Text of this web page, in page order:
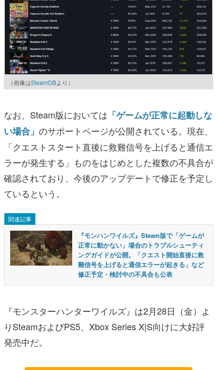
（画像はSteamDBより）
なお、Steam版においては 「ゲームが正常に起動しな
い場合」 のサポートページが公開されている。現在、
「クエストスタート直後に救難信号を上げると通信エ
ラーが発生する」ものをはじめとした複数の不具合が
確認されており、今後のアップデートで修正を予定し
ているという。
関連記事
『モンハンワイルズ』Steam版で「ゲームが
正常に動かない」場合のトラブルシューティ
ングガイドが公開。「クエスト開始直後に救
難信号を上げると通信エラーが起きる」など
修正予定・検討中の不具合も公表
『モンスターハンターワイルズ』は2月28日（金）よ
りSteamおよびPS5、Xbox Series X|S向けに大好評
発売中だ。